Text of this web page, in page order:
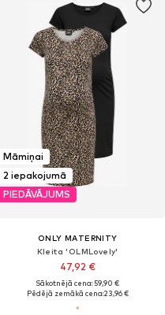
Māmiņai
2 iepakojumā
PIEDĀVĀJUMS
ONLY MATERNITY
Kleita 'OLMLovely'
47,92 €
Sākotnējā cena: 59,90 €
Pēdējā zemākā cena:23,96 €